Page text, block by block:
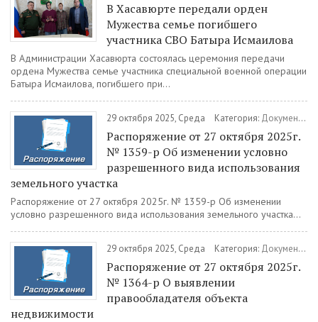
В Хасавюрте передали орден
Мужества семье погибшего
участника СВО Батыра Исмаилова
В Администрации Хасавюрта состоялась церемония передачи
ордена Мужества семье участника специальной военной операции
Батыра Исмаилова, погибшего при...
29 октября 2025, Среда Категория: Документы
Распоряжение от 27 октября 2025г.
№ 1359-р Об изменении условно
разрешенного вида использования
земельного участка
Распоряжение от 27 октября 2025г. № 1359-р Об изменении
условно разрешенного вида использования земельного участка...
29 октября 2025, Среда Категория: Документы
Распоряжение от 27 октября 2025г.
№ 1364-р О выявлении
правообладателя объекта
недвижимости